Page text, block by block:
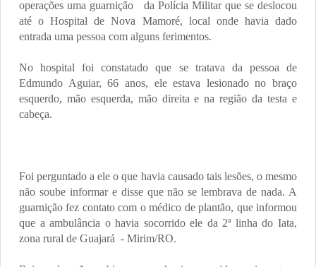
operações uma guarnição
da Polícia Militar que se deslocou
até o Hospital de Nova Mamoré, local onde havia dado
entrada uma pessoa com alguns ferimentos.
No hospital foi constatado que se tratava da pessoa de
Edmundo Aguiar, 66 anos, ele estava lesionado no braço
esquerdo, mão esquerda, mão direita e na região da testa e
cabeça.
Foi perguntado a ele o que havia causado tais lesões, o mesmo
não soube informar e disse que não se lembrava de nada. A
guarnição fez contato com o médico de plantão, que informou
que a ambulância o havia socorrido ele da 2ª linha do Iata,
zona rural de Guajará - Mirim/RO.